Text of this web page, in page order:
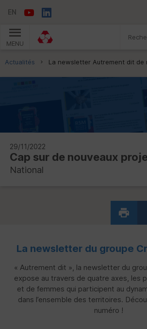
EN
MENU
Vous êtes ici:
Actualités La newsletter Autrement dit de
29/11/2022
Cap sur de nouveaux
National
La newsletter du groupe
« Autrement dit », la newsletter du
expose au travers de quatre axes, les
et de femmes qui participent au
dans l’ensemble des territoires.
numéro !